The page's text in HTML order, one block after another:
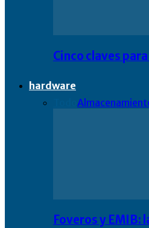
Cinco claves
hardware
Foveros y